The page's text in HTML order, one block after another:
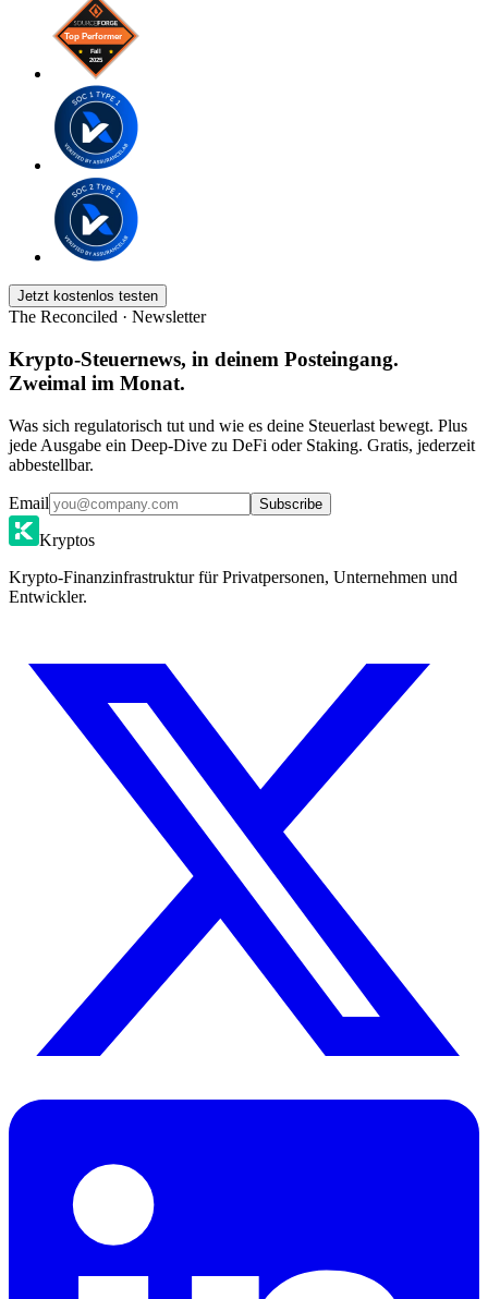
Jetzt kostenlos testen
The Reconciled · Newsletter
Krypto-Steuernews, in deinem Posteingang.
Zweimal im Monat.
Was sich regulatorisch tut und wie es deine Steuerlast bewegt. Plus
jede Ausgabe ein Deep-Dive zu DeFi oder Staking. Gratis, jederzeit
abbestellbar.
Email Subscribe
Kryptos
Krypto-Finanzinfrastruktur für Privatpersonen, Unternehmen und
Entwickler.